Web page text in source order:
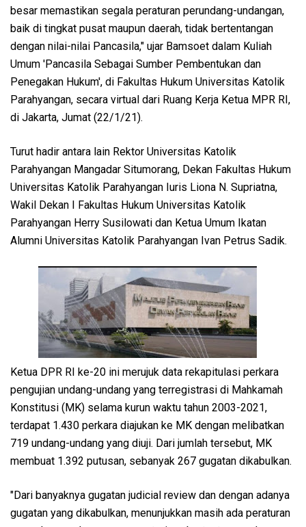
besar memastikan segala peraturan perundang-undangan,
baik di tingkat pusat maupun daerah, tidak bertentangan
dengan nilai-nilai Pancasila," ujar Bamsoet dalam Kuliah
Umum 'Pancasila Sebagai Sumber Pembentukan dan
Penegakan Hukum', di Fakultas Hukum Universitas Katolik
Parahyangan, secara virtual dari Ruang Kerja Ketua MPR RI,
di Jakarta, Jumat (22/1/21).
Turut hadir antara lain Rektor Universitas Katolik
Parahyangan Mangadar Situmorang, Dekan Fakultas Hukum
Universitas Katolik Parahyangan Iuris Liona N. Supriatna,
Wakil Dekan I Fakultas Hukum Universitas Katolik
Parahyangan Herry Susilowati dan Ketua Umum Ikatan
Alumni Universitas Katolik Parahyangan Ivan Petrus Sadik.
Ketua DPR RI ke-20 ini merujuk data rekapitulasi perkara
pengujian undang-undang yang terregistrasi di Mahkamah
Konstitusi (MK) selama kurun waktu tahun 2003-2021,
terdapat 1.430 perkara diajukan ke MK dengan melibatkan
719 undang-undang yang diuji. Dari jumlah tersebut, MK
membuat 1.392 putusan, sebanyak 267 gugatan dikabulkan.
"Dari banyaknya gugatan judicial review dan dengan adanya
gugatan yang dikabulkan, menunjukkan masih ada peraturan